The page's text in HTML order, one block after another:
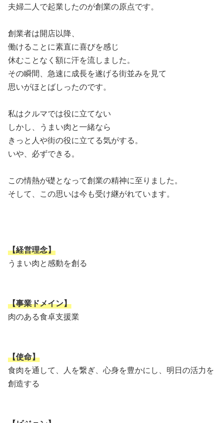
夫婦二人で起業したのが創業の原点です。
創業者は開店以降、
働けることに素直に喜びを感じ
休むことなく額に汗を流しました。
その瞬間、急速に成長を遂げる街並みを見て
思いがほとばしったのです。
私はクルマでは役に立てない
しかし、うまい肉と一緒なら
きっと人や街の役に立てる気がする。
いや、必ずできる。
この情熱が礎となって創業の精神に至りました。
そして、この思いは今も受け継がれています。
【経営理念】
うまい肉と感動を創る
【事業ドメイン】
肉のある食卓支援業
【使命】
食肉を通して、人を繋ぎ、心身を豊かにし、明日の活力を
創造する